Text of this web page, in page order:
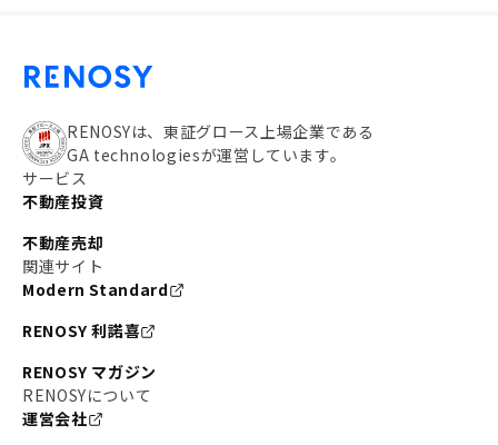
RENOSYは、東証グロース上場企業である
GA technologiesが運営しています。
サービス
不動産投資
不動産売却
関連サイト
Modern Standard
RENOSY 利諾喜
RENOSY マガジン
RENOSYについて
運営会社